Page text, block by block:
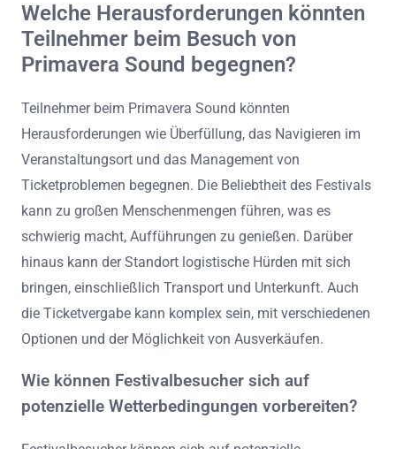
Welche Herausforderungen könnten
Teilnehmer beim Besuch von
Primavera Sound begegnen?
Teilnehmer beim Primavera Sound könnten
Herausforderungen wie Überfüllung, das Navigieren im
Veranstaltungsort und das Management von
Ticketproblemen begegnen. Die Beliebtheit des Festivals
kann zu großen Menschenmengen führen, was es
schwierig macht, Aufführungen zu genießen. Darüber
hinaus kann der Standort logistische Hürden mit sich
bringen, einschließlich Transport und Unterkunft. Auch
die Ticketvergabe kann komplex sein, mit verschiedenen
Optionen und der Möglichkeit von Ausverkäufen.
Wie können Festivalbesucher sich auf
potenzielle Wetterbedingungen vorbereiten?